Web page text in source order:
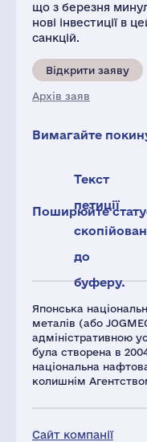
Японська
металів (або
адміністративною
була створена в
національна
колишнім
Сайт компанії
що з березня
нові інвестиції в
санкцій.
Відкрити заяву
Архів заяв
Вимагайте
Текст
петиції
до
буферу.
Поширюйте